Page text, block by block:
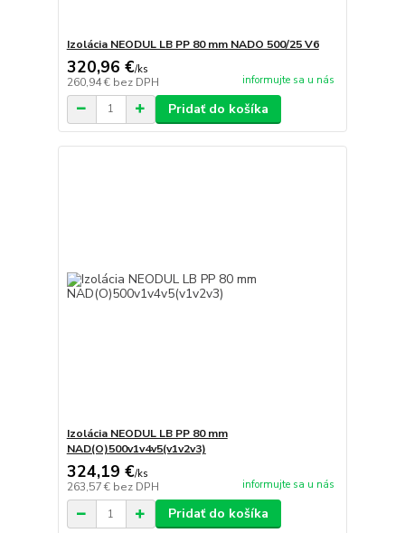
Izolácia NEODUL LB PP 80 mm NADO 500/25 V6
320,96 €/ks
260,94 € bez DPH informujte sa u nás
Pridať do košíka
Izolácia NEODUL LB PP 80 mm
NAD(O)500v1v4v5(v1v2v3)
324,19 €/ks
263,57 € bez DPH informujte sa u nás
Pridať do košíka